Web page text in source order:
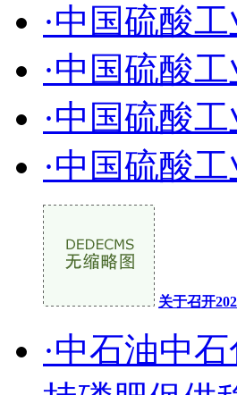
·中国硫酸
·中国硫酸
·中国硫酸
·中国硫酸
关于召开
·中石油中